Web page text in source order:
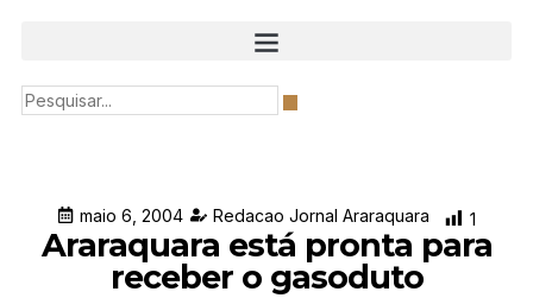
maio 6, 2004 Redacao Jornal Araraquara 1
Araraquara está pronta para
receber o gasoduto